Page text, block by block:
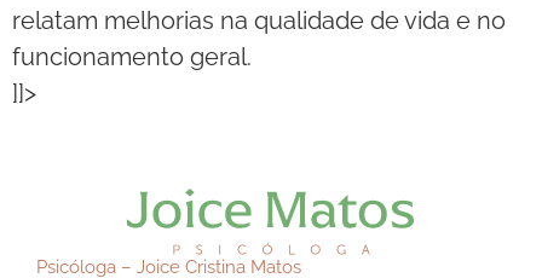
relatam melhorias na qualidade de vida e no
funcionamento geral.
]]>
Psicóloga – Joice Cristina Matos